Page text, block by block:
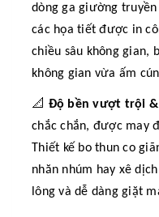
dòng ga giường
các họa tiết được in
chiều sâu không gian,
không gian vừa ấm
📐 Độ bền vượt trội &
chắc chắn, được may
Thiết kế bo thun co
nhăn nhúm hay xê
lông và dễ dàng giặt